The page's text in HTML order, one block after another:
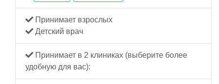
Принимает взрослых
Детский врач
Принимает в 2 клиниках (выберите более
удобную для вас):